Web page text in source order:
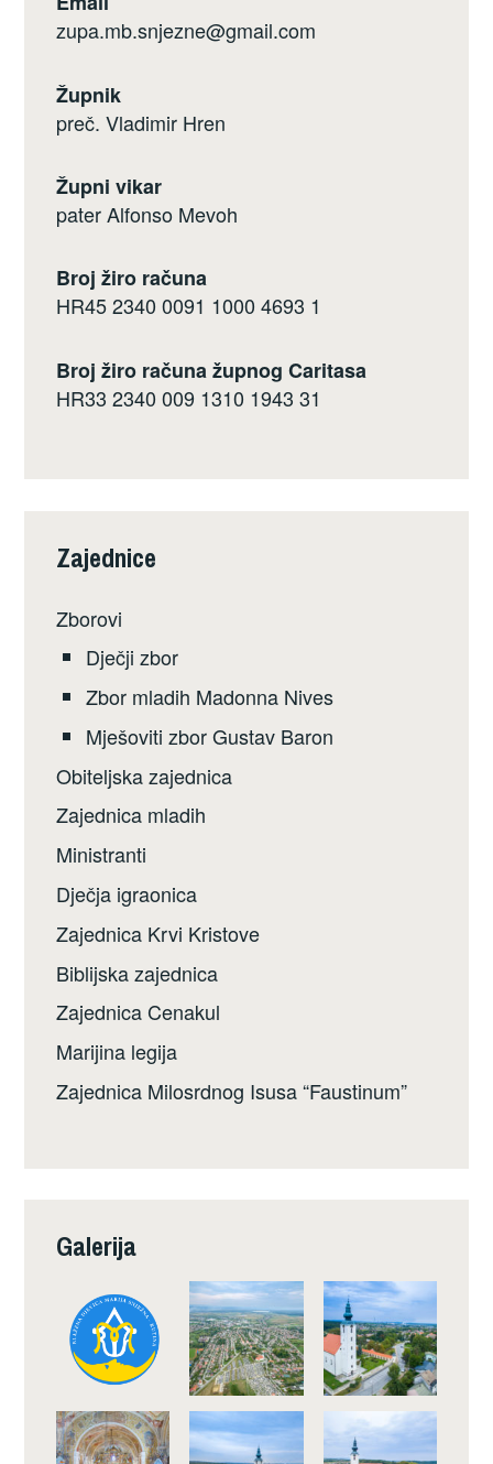
zupa.mb.snjezne@gmail.com
Župnik
preč. Vladimir Hren
Župni vikar
pater Alfonso Mevoh
Broj žiro računa
HR45 2340 0091 1000 4693 1
Broj žiro računa župnog Caritasa
HR33 2340 009 1310 1943 31
Zajednice
Zborovi
Dječji zbor
Zbor mladih Madonna Nives
Mješoviti zbor Gustav Baron
Obiteljska zajednica
Zajednica mladih
Ministranti
Dječja igraonica
Zajednica Krvi Kristove
Biblijska zajednica
Zajednica Cenakul
Marijina legija
Zajednica Milosrdnog Isusa “Faustinum”
Galerija